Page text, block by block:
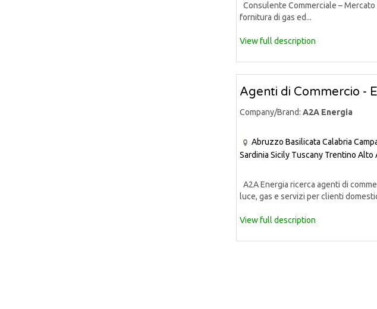
Consulente Commerciale –
fornitura di gas ed...
View full description
Agenti di Commercio -
Company/Brand: A2A Energia
Abruzzo Basilicata Calabria
Sardinia Sicily Tuscany Trentino Alto
A2A Energia ricerca agenti di
luce, gas e servizi per clienti
View full description